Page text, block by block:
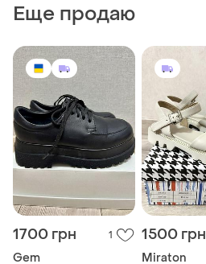
Еще продаю
1700 грн 1
Gem
1500 грн
Miraton